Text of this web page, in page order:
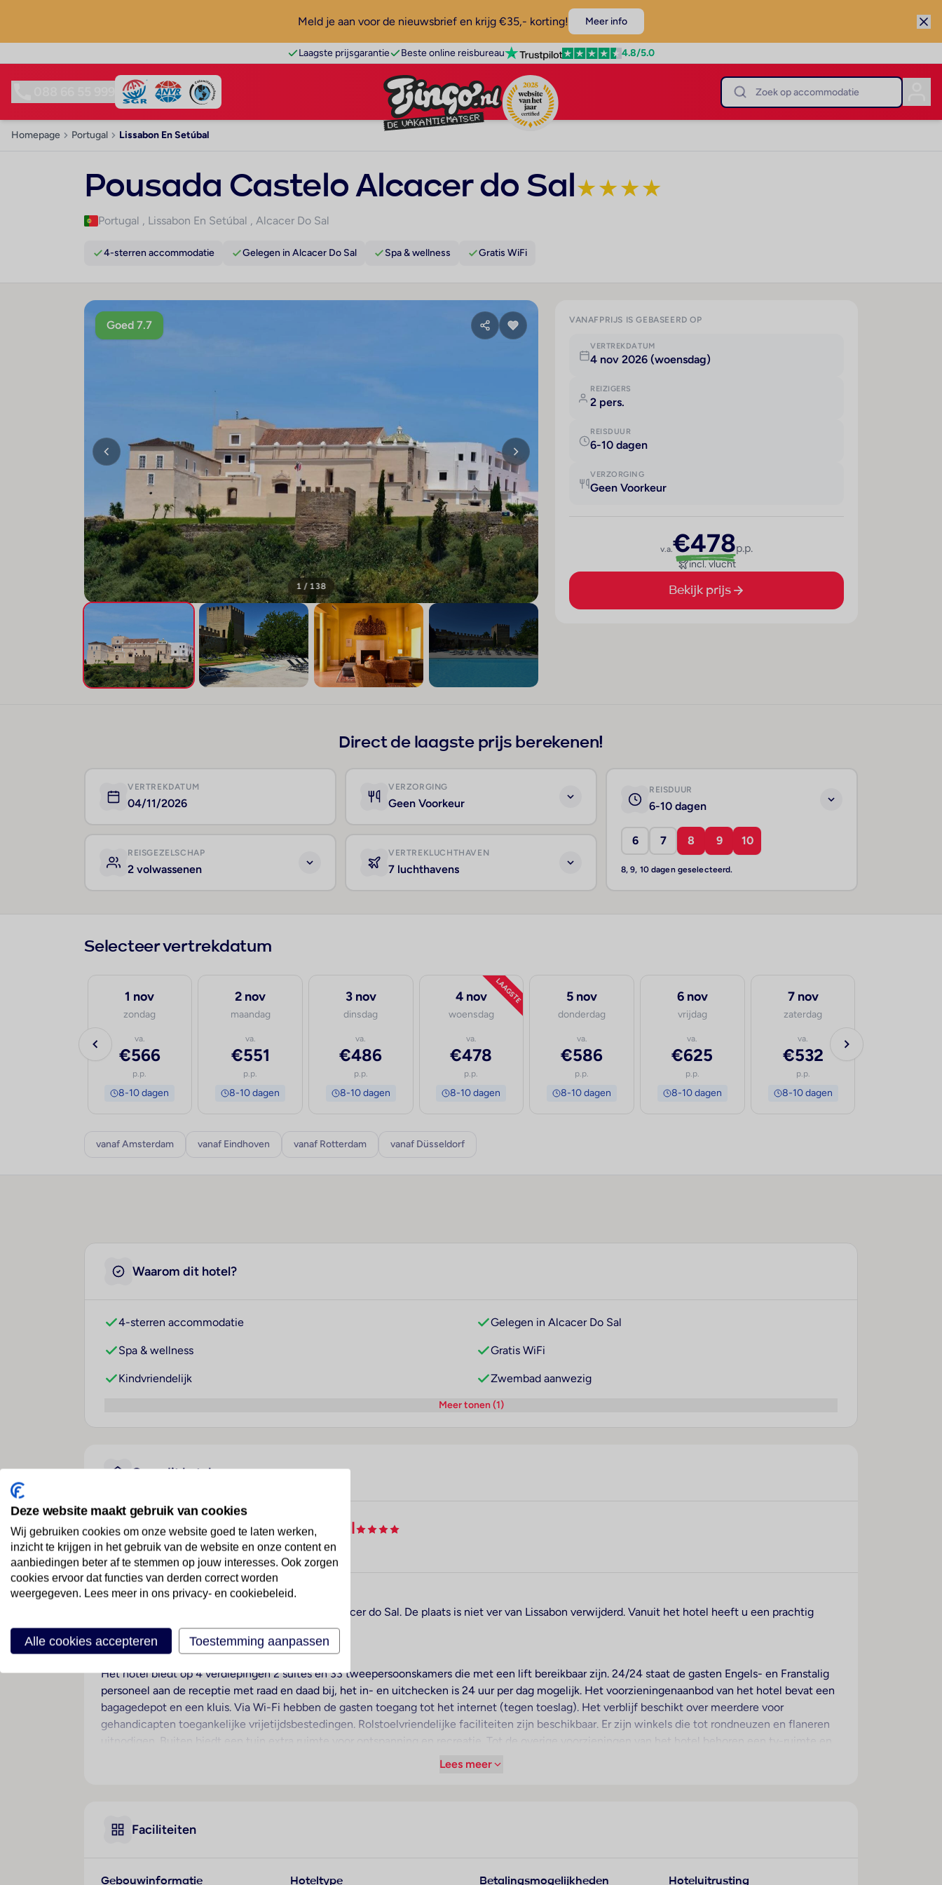
Meld je aan voor de nieuwsbrief en krijg €35,- korting! Meer info
Laagste prijsgarantie Beste online reisbureau 4.8/5.0
Homepage Portugal Lissabon En Setúbal
Pousada Castelo Alcacer do Sal★★★★
Portugal , Lissabon En Setúbal , Alcacer Do Sal
4-sterren accommodatie Gelegen in Alcacer Do Sal Spa & wellness Gratis WiFi
Goed 7.7
1 / 138
VANAFPRIJS IS GEBASEERD OP
VERTREKDATUM
4 nov 2026 (woensdag)
REIZIGERS
2 pers.
REISDUUR
6-10 dagen
VERZORGING
Geen Voorkeur
v.a.€478p.p.
incl. vlucht
Bekijk prijs
Direct de laagste prijs berekenen!
VERTREKDATUM
04/11/2026
VERZORGING
Geen Voorkeur
REISDUUR
6-10 dagen
6 7 8 9 10
8, 9, 10 dagen geselecteerd.
REISGEZELSCHAP
2 volwassenen
VERTREKLUCHTHAVEN
7 luchthavens
Selecteer vertrekdatum
1 nov
zondag
va.
€566
p.p.
8-10 dagen
2 nov
maandag
va.
€551
p.p.
8-10 dagen
3 nov
dinsdag
va.
€486
p.p.
8-10 dagen
LAAGSTE
4 nov
woensdag
va.
€478
p.p.
8-10 dagen
5 nov
donderdag
va.
€586
p.p.
8-10 dagen
6 nov
vrijdag
va.
€625
p.p.
8-10 dagen
7 nov
zaterdag
va.
€532
p.p.
8-10 dagen
vanaf Amsterdam vanaf Eindhoven vanaf Rotterdam vanaf Düsseldorf
Waarom dit hotel?
4-sterren accommodatie Gelegen in Alcacer Do Sal
Spa & wellness Gratis WiFi
Kindvriendelijk Zwembad aanwezig
Meer tonen (1)
Over dit hotel
Pousada Castelo Alcacer do Sal
Portugal· Lissabon En Setúbal· Alcacer Do Sal
Ligging
De kleine hotel bevindt zich in de burcht van Alcácer do Sal. De plaats is niet ver van Lissabon verwijderd. Vanuit het hotel heeft u een prachtig
uitzicht op de rivier de Sado.
Hotelfaciliteiten
Het hotel biedt op 4 verdiepingen 2 suites en 33 tweepersoonskamers die met een lift bereikbaar zijn. 24/24 staat de gasten Engels- en Franstalig
personeel aan de receptie met raad en daad bij, het in- en uitchecken is 24 uur per dag mogelijk. Het voorzieningenaanbod van het hotel bevat een
bagagedepot en een kluis. Via Wi-Fi hebben de gasten toegang tot het internet (tegen toeslag). Het verblijf beschikt over meerdere voor
gehandicapten toegankelijke vrijetijdsbestedingen. Rolstoelvriendelijke faciliteiten zijn beschikbaar. Er zijn winkels die tot rondneuzen en flaneren
uitnodigen. Buiten biedt een tuin extra ruimte voor ontspanning en recreatie. Tot de overige voorzieningen van het hotel behoren een tv-ruimte en
een speelkamer. De gasten die met de auto komen, kunnen in een garage (tegen toeslag) of op de parkeerplaats parkeren. Onder de beschikbare
Kamers
Lees meer
Faciliteiten
Gebouwinformatie Hoteltype Betalingsmogelijkheden Hoteluitrusting
Deze website maakt gebruik van cookies
Wij gebruiken cookies om onze website goed te laten werken,
inzicht te krijgen in het gebruik van de website en onze content en
aanbiedingen beter af te stemmen op jouw interesses. Ook zorgen
cookies ervoor dat functies van derden correct worden
weergegeven. Lees meer in ons privacy- en cookiebeleid.
Alle cookies accepteren Toestemming aanpassen